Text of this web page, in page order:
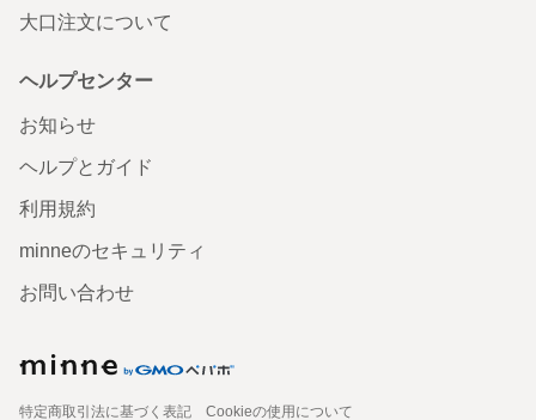
大口注文について
ヘルプセンター
お知らせ
ヘルプとガイド
利用規約
minneのセキュリティ
お問い合わせ
特定商取引法に基づく表記
Cookieの使用について